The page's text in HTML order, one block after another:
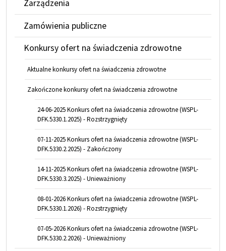
Zarządzenia
Zamówienia publiczne
Konkursy ofert na świadczenia zdrowotne
Aktualne konkursy ofert na świadczenia zdrowotne
Zakończone konkursy ofert na świadczenia zdrowotne
24-06-2025 Konkurs ofert na świadczenia zdrowotne (WSPL-
DFK.5330.1.2025) - Rozstrzygnięty
07-11-2025 Konkurs ofert na świadczenia zdrowotne (WSPL-
DFK.5330.2.2025) - Zakończony
14-11-2025 Konkurs ofert na świadczenia zdrowotne (WSPL-
DFK.5330.3.2025) - Unieważniony
08-01-2026 Konkurs ofert na świadczenia zdrowotne (WSPL-
DFK.5330.1.2026) - Rozstrzygnięty
07-05-2026 Konkurs ofert na świadczenia zdrowotne (WSPL-
DFK.5330.2.2026) - Unieważniony